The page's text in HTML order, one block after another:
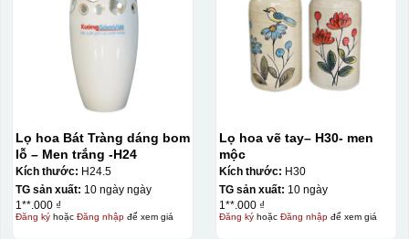
Lọ hoa Bát Tràng dáng bom
lỗ – Men trắng -H24
Kích thước: H24.5
TG sản xuất: 10 ngày ngày
1**.000 ₫
Đăng kýhoặc Đăng nhậpđể xem giá
Lọ hoa vẽ tay– H30- men
mộc
Kích thước: H30
TG sản xuất: 10 ngày
1**.000 ₫
Đăng kýhoặc Đăng nhậpđể xem giá